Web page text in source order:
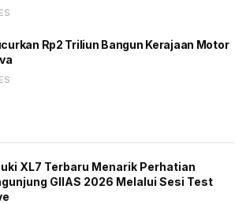
Rp2 Triliun Bangun Kerajaan Motor
XL7 Terbaru Menarik Perhatian
GIIAS 2026 Melalui Sesi Test